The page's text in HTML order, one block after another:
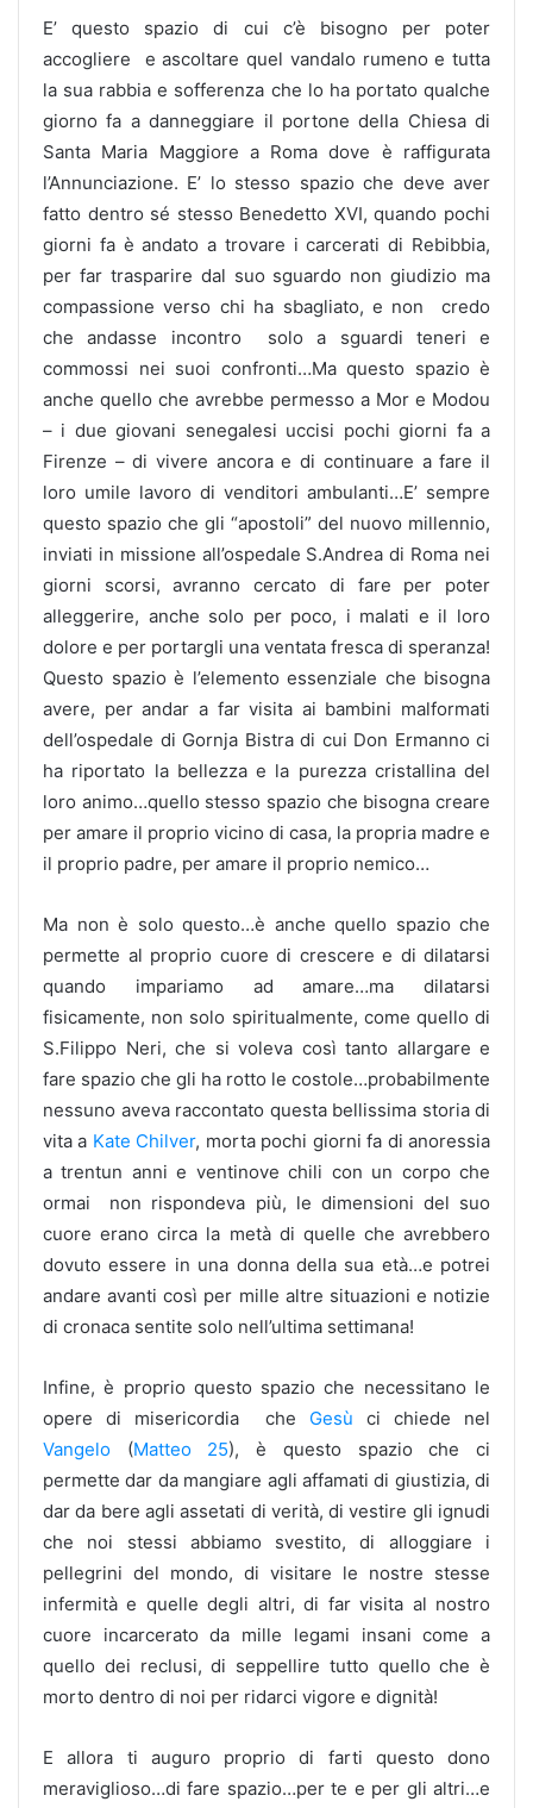
E’ questo spazio di cui c’è bisogno per poter
accogliere e ascoltare quel vandalo rumeno e tutta
la sua rabbia e sofferenza che lo ha portato qualche
giorno fa a danneggiare il portone della Chiesa di
Santa Maria Maggiore a Roma dove è raffigurata
l’Annunciazione. E’ lo stesso spazio che deve aver
fatto dentro sé stesso Benedetto XVI, quando pochi
giorni fa è andato a trovare i carcerati di Rebibbia,
per far trasparire dal suo sguardo non giudizio ma
compassione verso chi ha sbagliato, e non credo
che andasse incontro solo a sguardi teneri e
commossi nei suoi confronti…Ma questo spazio è
anche quello che avrebbe permesso a Mor e Modou
– i due giovani senegalesi uccisi pochi giorni fa a
Firenze – di vivere ancora e di continuare a fare il
loro umile lavoro di venditori ambulanti…E’ sempre
questo spazio che gli “apostoli” del nuovo millennio,
inviati in missione all’ospedale S.Andrea di Roma nei
giorni scorsi, avranno cercato di fare per poter
alleggerire, anche solo per poco, i malati e il loro
dolore e per portargli una ventata fresca di speranza!
Questo spazio è l’elemento essenziale che bisogna
avere, per andar a far visita ai bambini malformati
dell’ospedale di Gornja Bistra di cui Don Ermanno ci
ha riportato la bellezza e la purezza cristallina del
loro animo…quello stesso spazio che bisogna creare
per amare il proprio vicino di casa, la propria madre e
il proprio padre, per amare il proprio nemico…
Ma non è solo questo…è anche quello spazio che
permette al proprio cuore di crescere e di dilatarsi
quando impariamo ad amare…ma dilatarsi
fisicamente, non solo spiritualmente, come quello di
S.Filippo Neri, che si voleva così tanto allargare e
fare spazio che gli ha rotto le costole…probabilmente
nessuno aveva raccontato questa bellissima storia di
vita a Kate Chilver, morta pochi giorni fa di anoressia
a trentun anni e ventinove chili con un corpo che
ormai non rispondeva più, le dimensioni del suo
cuore erano circa la metà di quelle che avrebbero
dovuto essere in una donna della sua età…e potrei
andare avanti così per mille altre situazioni e notizie
di cronaca sentite solo nell’ultima settimana!
Infine, è proprio questo spazio che necessitano le
opere di misericordia che Gesù ci chiede nel
Vangelo (Matteo 25), è questo spazio che ci
permette dar da mangiare agli affamati di giustizia, di
dar da bere agli assetati di verità, di vestire gli ignudi
che noi stessi abbiamo svestito, di alloggiare i
pellegrini del mondo, di visitare le nostre stesse
infermità e quelle degli altri, di far visita al nostro
cuore incarcerato da mille legami insani come a
quello dei reclusi, di seppellire tutto quello che è
morto dentro di noi per ridarci vigore e dignità!
E allora ti auguro proprio di farti questo dono
meraviglioso…di fare spazio…per te e per gli altri…e